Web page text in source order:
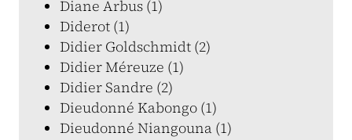
Diane Arbus (1)
Diderot (1)
Didier Goldschmidt (2)
Didier Méreuze (1)
Didier Sandre (2)
Dieudonné Kabongo (1)
Dieudonné Niangouna (1)